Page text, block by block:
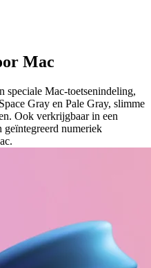
Mac
speciale Mac-toetsenindeling,
Gray en Pale Gray, slimme
Ook verkrijgbaar in een
geïntegreerd numeriek